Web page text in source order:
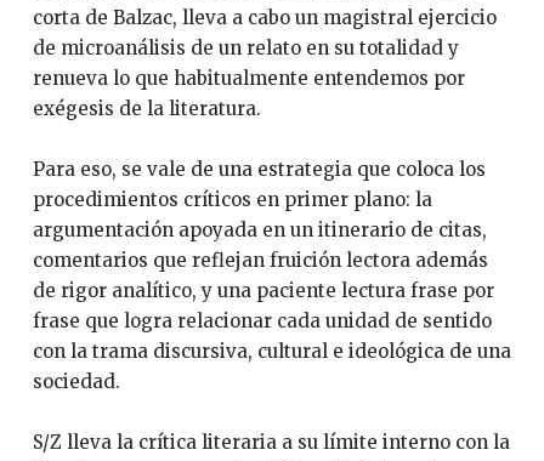
corta de Balzac, lleva a cabo un magistral ejercicio
de microanálisis de un relato en su totalidad y
renueva lo que habitualmente entendemos por
exégesis de la literatura.
Para eso, se vale de una estrategia que coloca los
procedimientos críticos en primer plano: la
argumentación apoyada en un itinerario de citas,
comentarios que reflejan fruición lectora además
de rigor analítico, y una paciente lectura frase por
frase que logra relacionar cada unidad de sentido
con la trama discursiva, cultural e ideológica de una
sociedad.
S/Z lleva la crítica literaria a su límite interno con la